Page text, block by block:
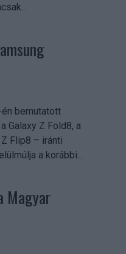
bemutatott
Galaxy Z Fold8, a
Flip8 – iránti
a korábbi...
Magyar